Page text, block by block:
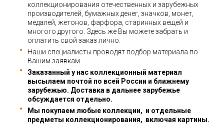
коллекционирования отечественных и зарубежных
производителей, бумажных денег, значков, монет,
медалей, жетонов, фарфора, старинных вещей и
многого другого. Здесь же Вы можете забрать и
оплатить свой заказ лично.
Наши специалисты проводят подбор материала по
Вашим заявкам.
Заказанный у нас коллекционный материал
высылаем почтой по всей России и ближнему
зарубежью. Доставка в дальнее зарубежье
обсуждается отдельно.
Мы покупаем любые коллекции, и отдельные
предметы коллекционирования, включая картины.